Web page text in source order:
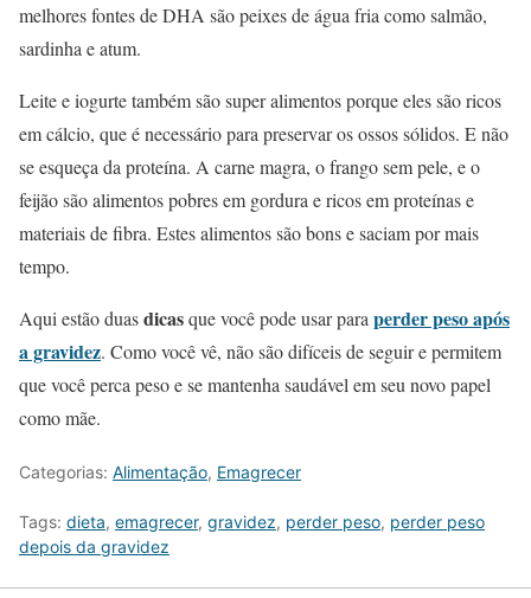
melhores fontes de DHA são peixes de água fria como salmão,
sardinha e atum.
Leite e iogurte também são super alimentos porque eles são ricos
em cálcio, que é necessário para preservar os ossos sólidos. E não
se esqueça da proteína. A carne magra, o frango sem pele, e o
feijão são alimentos pobres em gordura e ricos em proteínas e
materiais de fibra. Estes alimentos são bons e saciam por mais
tempo.
Aqui estão duasdicasque você pode usar para perder peso após
a gravidez. Como você vê, não são difíceis de seguir e permitem
que você perca peso e se mantenha saudável em seu novo papel
como mãe.
Categorias: Alimentação, Emagrecer
Tags: dieta, emagrecer, gravidez, perder peso, perder peso
depois da gravidez